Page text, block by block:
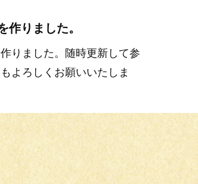
作りました。
りました。随時更新して参
よろしくお願いいたしま